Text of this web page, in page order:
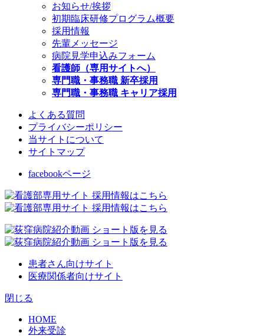
お知らせ/挨拶
初期臨床研修プログラム概要
採用情報
先輩メッセージ
病院見学申込みフォーム
看護師（専用サイトへ）
専門職・事務職 新卒採用
専門職・事務職 キャリア採用
よくある質問
プライバシーポリシー
当サイトについて
サイトマップ
facebookページ
患者さん向けサイト
医療関係者向けサイト
閉じる
HOME
外来受診